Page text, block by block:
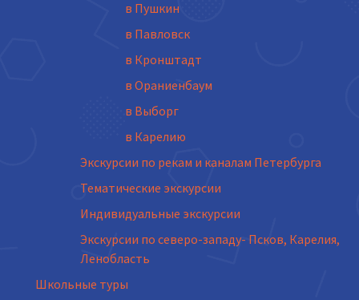
в Пушкин
в Павловск
в Кронштадт
в Ораниенбаум
в Выборг
в Карелию
Экскурсии по рекам и каналам Петербурга
Тематические экскурсии
Индивидуальные экскурсии
Экскурсии по северо-западу- Псков, Карелия,
Ленобласть
Школьные туры